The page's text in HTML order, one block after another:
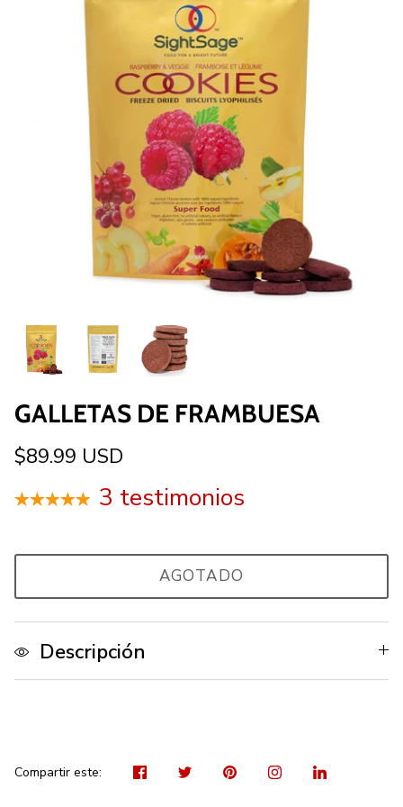
GALLETAS DE FRAMBUESA
$89.99 USD
3 testimonios
AGOTADO
Descripción
Compartir este: Visit
usTuitear
Hacer
pinVisit
uson